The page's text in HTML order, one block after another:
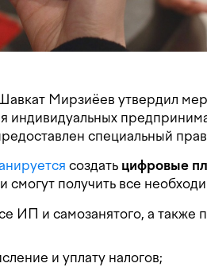
Мирзиёев утвердил
индивидуальных
специальный
создать цифровые
получить все
ИП и самозанятого, а также
и уплату налогов;